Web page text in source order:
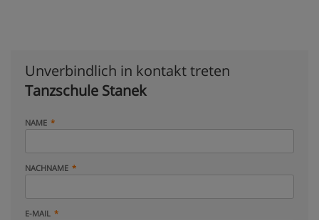
Unverbindlich in kontakt treten
Tanzschule Stanek
NAME
NACHNAME
E-MAIL